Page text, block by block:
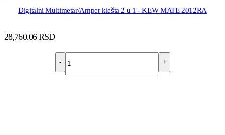
Digitalni Multimetar/Amper klešta 2 u 1 - KEW MATE 2012RA
28,760.06RSD
- +